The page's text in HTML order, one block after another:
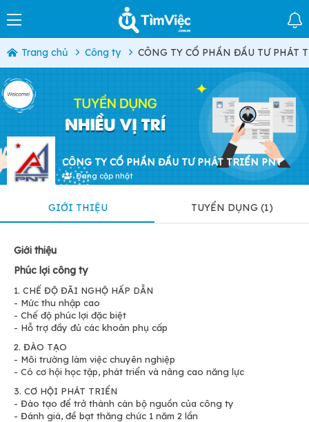
Trang chủ Công ty CÔNG TY CỔ PHẦN ĐẦU TƯ PHÁT
CÔNG TY CỔ PHẦN ĐẦU TƯ PHÁT TRIỂN PNT
Đang cập nhật
GIỚI THIỆU TUYỂN DỤNG (1)
Giới thiệu
Phúc lợi công ty
1. CHẾ ĐỘ ĐÃI NGHỘ HẤP DẪN
- Mức thu nhập cao
- Chế độ phúc lợi đặc biệt
- Hỗ trợ đầy đủ các khoản phụ cấp
2. ĐÀO TẠO
- Môi trường làm việc chuyên nghiệp
- Có cơ hội học tập, phát triển và nâng cao năng lực
3. CƠ HỘI PHÁT TRIỂN
- Đào tạo để trở thành cán bộ nguồn của công ty
- Đánh giá, đề bạt thăng chức 1 năm 2 lần